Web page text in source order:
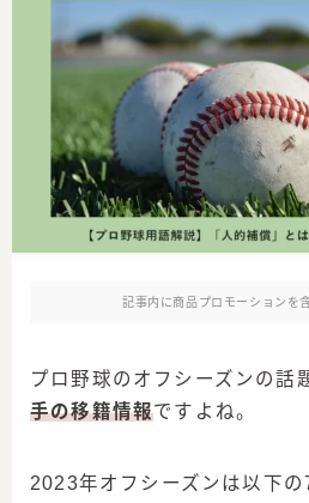
記事内に商品プロモーションを
プロ野球のオフシーズンの話
手の移籍情報ですよね。
2023年オフシーズンは以下